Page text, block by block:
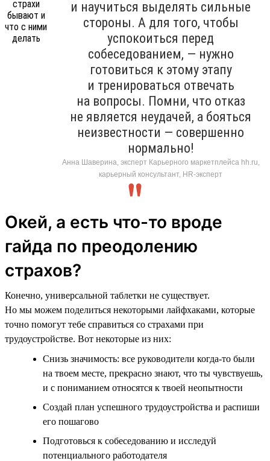
и научиться выделять сильные
стороны. А для того, чтобы
успокоиться перед
собеседованием, — нужно
готовиться к этому этапу
и тренироваться отвечать
на вопросы. Помни, что отказ
не является неудачей, а бояться
неизвестности — совершенно
нормально!
Анна Шаверина, эксперт Карьерного маркетплейса hh.ru,
карьерный консультант, HR-эксперт
Окей, а есть что-то вроде
гайда по преодолению
страхов?
Конечно, универсальной таблетки не существует.
Но мы можем поделиться некоторыми лайфхаками, которые
точно помогут тебе справиться со страхами при
трудоустройстве. Вот некоторые из них:
Снизь значимость: все руководители когда-то были
на твоем месте, прекрасно знают, что ты чувствуешь,
и с пониманием относятся к твоей неопытности
Создай план успешного трудоустройства и распиши
его пошагово
Подготовься к собеседованию и исследуй
потенциального работодателя